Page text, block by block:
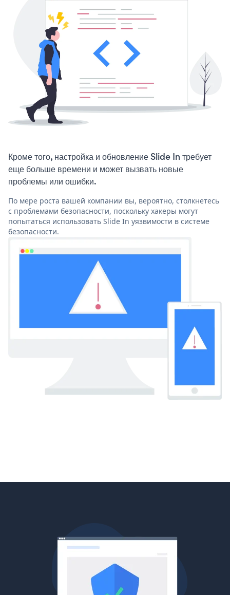
Кроме того, настройка и обновление Slide In требует
еще больше времени и может вызвать новые
проблемы или ошибки.
По мере роста вашей компании вы, вероятно, столкнетесь
с проблемами безопасности, поскольку хакеры могут
попытаться использовать Slide In уязвимости в системе
безопасности.